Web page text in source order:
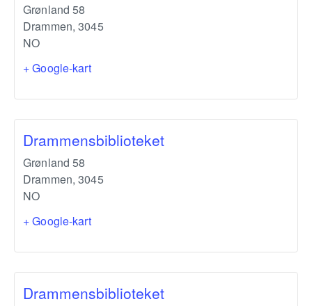
Grønland 58
Drammen, 3045
NO
+ Google-kart
Drammensbiblioteket
Grønland 58
Drammen, 3045
NO
+ Google-kart
Drammensbiblioteket